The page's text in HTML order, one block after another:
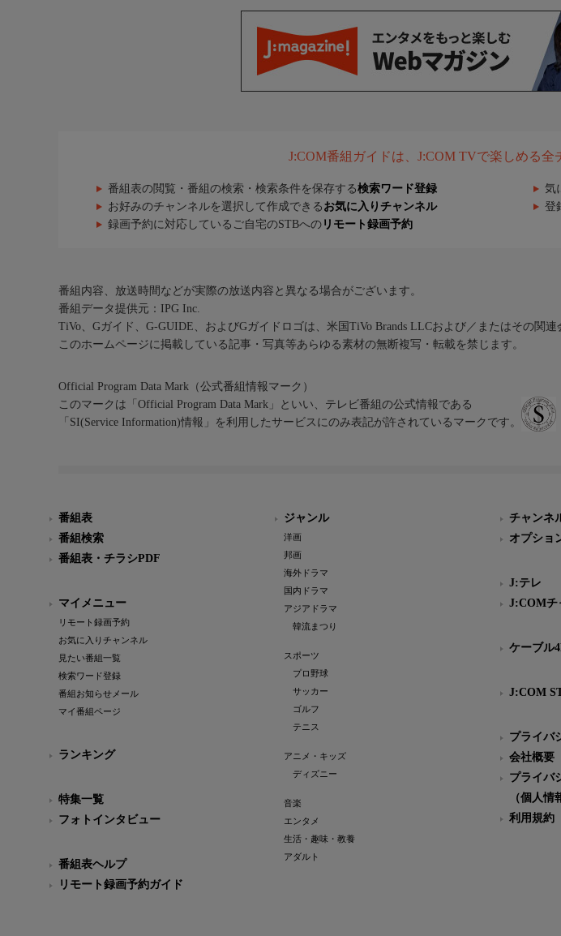
J:COM番組ガイドは、J:COM TVで楽しめる全
番組表の閲覧・番組の検索・検索条件を保存する検索ワード登録 気
お好みのチャンネルを選択して作成できる お気に入りチャンネル 登
録画予約に対応しているご自宅のSTBへの リモート録画予約
番組内容、放送時間などが実際の放送内容と異なる場合がございます。
番組データ提供元：IPG Inc.
TiVo、Gガイド、G-GUIDE、およびGガイドロゴは、米国TiVo Brands LLCおよび／またはその関
このホームページに掲載している記事・写真等あらゆる素材の無断複写・転載を禁じます。
Official Program Data Mark（公式番組情報マーク）
このマークは「Official Program Data Mark」といい、テレビ番組の公式情報である
「SI(Service Information)情報」を利用したサービスにのみ表記が許されているマークです。
番組表
番組検索
番組表・チラシPDF
マイメニュー
リモート録画予約
お気に入りチャンネル
見たい番組一覧
検索ワード登録
番組お知らせメール
マイ番組ページ
ランキング
特集一覧
フォトインタビュー
番組表ヘルプ
リモート録画予約ガイド
ジャンル
洋画
邦画
海外ドラマ
国内ドラマ
アジアドラマ
韓流まつり
スポーツ
プロ野球
サッカー
ゴルフ
テニス
アニメ・キッズ
ディズニー
音楽
エンタメ
生活・趣味・教養
アダルト
チャンネ
オプショ
J:テレ
J:COMチ
ケーブル
J:COM
プライバ
会社概要
プライバ
（個人情
利用規約